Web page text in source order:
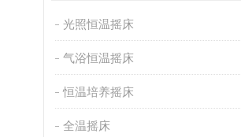
光照恒温摇床
气浴恒温摇床
恒温培养摇床
全温摇床